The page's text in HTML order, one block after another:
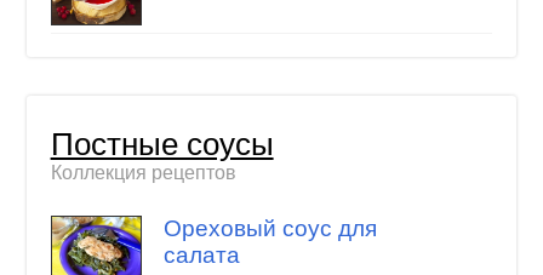
Постные соусы
Коллекция рецептов
Ореховый соус для
салата